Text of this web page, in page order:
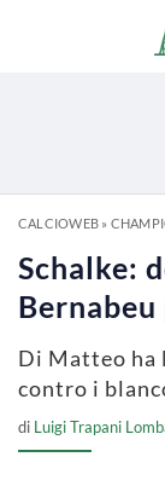
CALCIOWEB»
Schalke:
Di Matteo ha
contro i
di Luigi Trapani